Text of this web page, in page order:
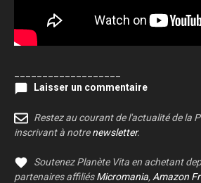
Laisser un commentaire
Restez au courant de l'actualité de la
inscrivant à notrenewsletter.
Soutenez Planète Vita en achetant
partenaires affiliésMicromania, Amazon